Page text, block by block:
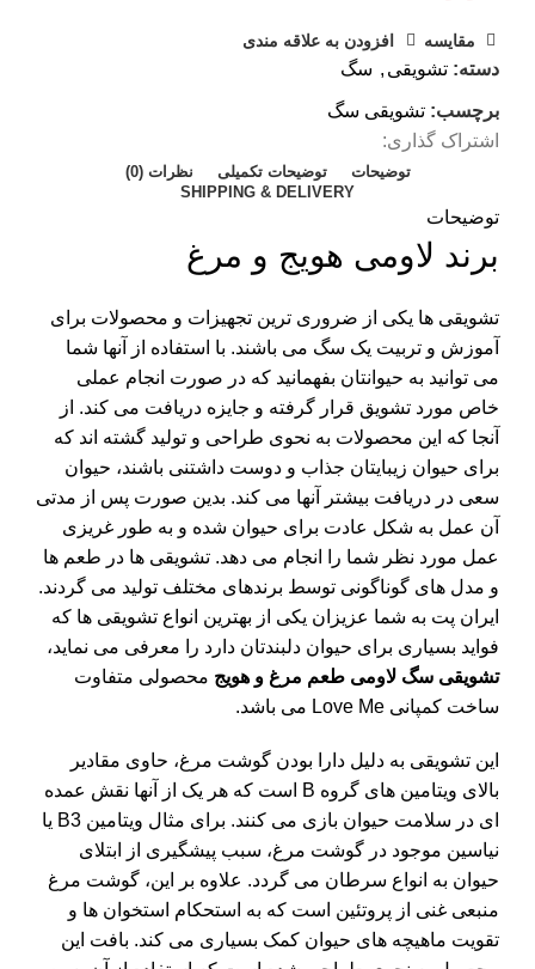
مقایسه افزودن به علاقه مندی
دسته: تشویقی , سگ
برچسب: تشویقی سگ
اشتراک گذاری:
توضیحات توضیحات تکمیلی
نظرات (0)
SHIPPING & DELIVERY
توضیحات
برند لاومی هویج و مرغ
تشویقی ها یکی از ضروری ترین تجهیزات و محصولات برای
آموزش و تربیت یک سگ می باشند. با استفاده از آنها شما
می توانید به حیوانتان بفهمانید که در صورت انجام عملی
خاص مورد تشویق قرار گرفته و جایزه دریافت می کند. از
آنجا که این محصولات به نحوی طراحی و تولید گشته اند که
برای حیوان زیبایتان جذاب و دوست داشتنی باشند، حیوان
سعی در دریافت بیشتر آنها می کند. بدین صورت پس از مدتی
آن عمل به شکل عادت برای حیوان شده و به طور غریزی
عمل مورد نظر شما را انجام می دهد. تشویقی ها در طعم ها
و مدل های گوناگونی توسط برندهای مختلف تولید می گردند.
ایران پت به شما عزیزان یکی از بهترین انواع تشویقی ها که
فواید بسیاری برای حیوان دلبندتان دارد را معرفی می نماید،
تشویقی سگ لاومی طعم مرغ و هویج محصولی متفاوت
ساخت کمپانی Love Me می باشد.
این تشویقی به دلیل دارا بودن گوشت مرغ، حاوی مقادیر
بالای ویتامین های گروه B است که هر یک از آنها نقش عمده
ای در سلامت حیوان بازی می کنند. برای مثال ویتامین B3 یا
نیاسین موجود در گوشت مرغ، سبب پیشگیری از ابتلای
حیوان به انواع سرطان می گردد. علاوه بر این، گوشت مرغ
منبعی غنی از پروتئین است که به استحکام استخوان ها و
تقویت ماهیچه های حیوان کمک بسیاری می کند. بافت این